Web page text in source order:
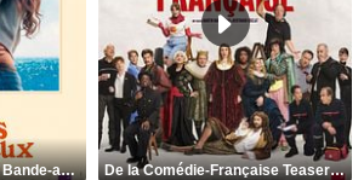
Les Matins merveilleux Bande-annonce VF De la Comédie-Française Teaser VF